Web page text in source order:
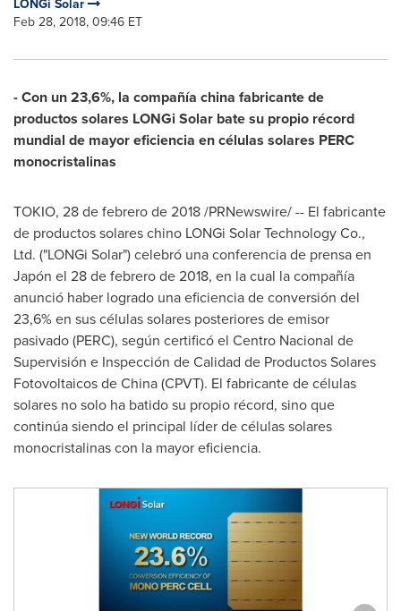
LONGi Solar
Feb 28, 2018, 09:46 ET
- Con un 23,6%, la compañía china fabricante de
productos solares LONGi Solar bate su propio récord
mundial de mayor eficiencia en células solares PERC
monocristalinas
TOKIO, 28 de febrero de 2018 /PRNewswire/ -- El fabricante
de productos solares chino LONGi Solar Technology Co.,
Ltd. ("LONGi Solar") celebró una conferencia de prensa en
Japón el 28 de febrero de 2018, en la cual la compañía
anunció haber logrado una eficiencia de conversión del
23,6% en sus células solares posteriores de emisor
pasivado (PERC), según certificó el Centro Nacional de
Supervisión e Inspección de Calidad de Productos Solares
Fotovoltaicos deChina(CPVT). El fabricante de células
solares no solo ha batido su propio récord, sino que
continúa siendo el principal líder de células solares
monocristalinas con la mayor eficiencia.